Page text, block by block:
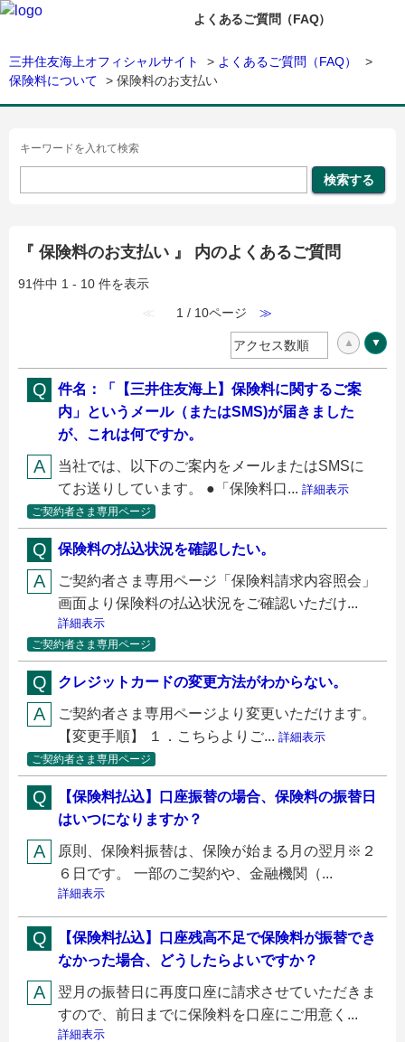
よくあるご質問（FAQ）
三井住友海上オフィシャルサイト > よくあるご質問（FAQ）
>
保険料について
> 保険料のお支払い
キーワードを入れて検索
『 保険料のお支払い 』 内のよくあるご質問
91件中 1 - 10 件を表示
≪
1 / 10ページ ≫
件名：「【三井住友海上】保険料に関するご案
内」というメール（またはSMS)が届きました
が、これは何ですか。
当社では、以下のご案内をメールまたはSMSに
てお送りしています。 ●「保険料口... 詳細表示
ご契約者さま専用ページ
保険料の払込状況を確認したい。
ご契約者さま専用ページ「保険料請求内容照会」
画面より保険料の払込状況をご確認いただけ...
詳細表示
ご契約者さま専用ページ
クレジットカードの変更方法がわからない。
ご契約者さま専用ページより変更いただけます。
【変更手順】 １．こちらよりご... 詳細表示
ご契約者さま専用ページ
【保険料払込】口座振替の場合、保険料の振替日
はいつになりますか？
原則、保険料振替は、保険が始まる月の翌月※２
６日です。 一部のご契約や、金融機関（...
詳細表示
【保険料払込】口座残高不足で保険料が振替でき
なかった場合、どうしたらよいですか？
翌月の振替日に再度口座に請求させていただきま
すので、前日までに保険料を口座にご用意く...
詳細表示